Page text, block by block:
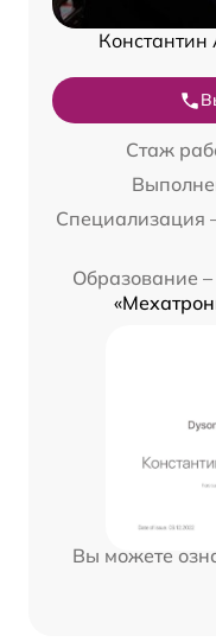
Стаж
Специализация
Образование –
Вы можете